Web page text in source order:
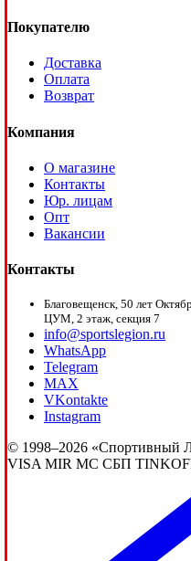
Покупателю
Доставка
Оплата
Возврат
Компания
О магазине
Контакты
Юр. лицам
Опт
Вакансии
Контакты
Благовещенск, 50 лет
ЦУМ, 2 этаж, секция 7
info@sportslegion.ru
WhatsApp
Telegram
MAX
VKontakte
Instagram
© 1998–2026 «Спортивный
VISA MIR MC СБП